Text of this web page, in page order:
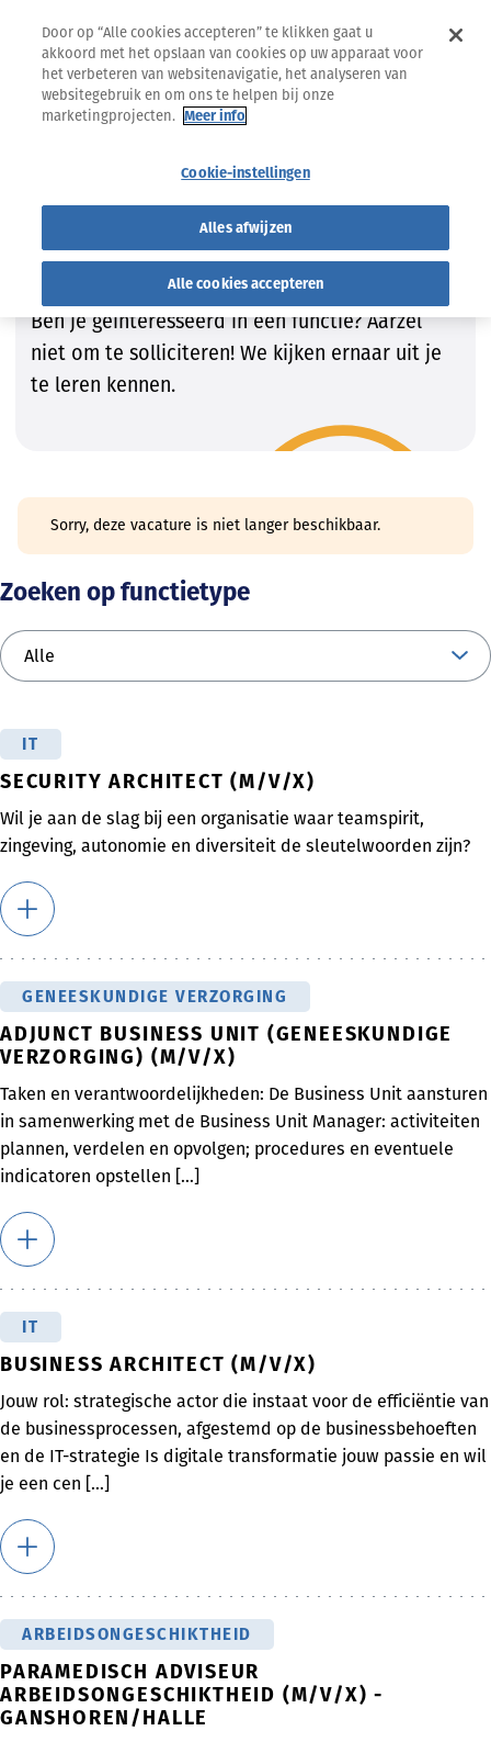
Vind de job die bij JOU past!
Wij zijn steeds op zoek naar getalenteerde
kandidaten om onze teams te vervolledigen.
Ben je geïnteresseerd in een functie? Aarzel
niet om te solliciteren! We kijken ernaar uit je
te leren kennen.
Sorry, deze vacature is niet langer beschikbaar.
Zoeken op functietype
IT
SECURITY ARCHITECT (M/V/X)
Wil je aan de slag bij een organisatie waar teamspirit,
zingeving, autonomie en diversiteit de sleutelwoorden zijn?
GENEESKUNDIGE VERZORGING
ADJUNCT BUSINESS UNIT (GENEESKUNDIGE
VERZORGING) (M/V/X)
Taken en verantwoordelijkheden: De Business Unit aansturen
in samenwerking met de Business Unit Manager: activiteiten
plannen, verdelen en opvolgen; procedures en eventuele
indicatoren opstellen [...]
IT
BUSINESS ARCHITECT (M/V/X)
Jouw rol: strategische actor die instaat voor de efficiëntie van
de businessprocessen, afgestemd op de businessbehoeften
en de IT-strategie Is digitale transformatie jouw passie en wil
je een cen [...]
ARBEIDSONGESCHIKTHEID
PARAMEDISCH ADVISEUR
ARBEIDSONGESCHIKTHEID (M/V/X) -
GANSHOREN/HALLE
Door op “Alle cookies accepteren” te klikken gaat u
akkoord met het opslaan van cookies op uw apparaat voor
het verbeteren van websitenavigatie, het analyseren van
websitegebruik en om ons te helpen bij onze
marketingprojecten. Meer info
Cookie-instellingen
Alles afwijzen
Alle cookies accepteren